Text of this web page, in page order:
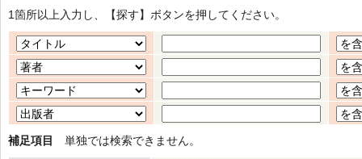
1箇所以上入力し、【探す】ボタンを押してください。
補足項目 単独では検索できません。